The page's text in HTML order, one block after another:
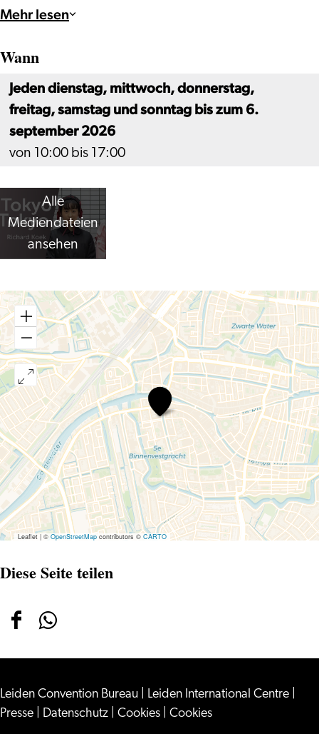
Mehr lesen
Wann
Jeden dienstag, mittwoch, donnerstag,
freitag, samstag und sonntag bis zum 6.
september 2026
von 10:00 bis 17:00
Alle
Mediendateien
ansehen
Tokyo
Tokyo
Leaflet|©OpenStreetMapcontributors ©CARTO
Diese Seite teilen
Diese
auf
Facebook
Diese
auf
WhatsApp
Leiden Convention Bureau Leiden International Centre
Presse
Datenschutz Cookies Cookies